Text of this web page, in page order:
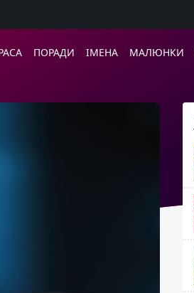
ПОРАДИ ІМЕНА МАЛЮНКИ